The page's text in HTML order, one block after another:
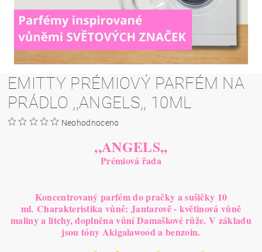
EMITTY PRÉMIOVÝ PARFÉM NA
PRÁDLO ,,ANGELS,, 10ML
Neohodnoceno
,,ANGELS,,
Prémiová řada
Koncentrovaný parfém do pračky a sušičky 10
ml. Charakteristika vůně: Jantarově - květinová vůně
maliny a litchy, doplněna vůní Damaškové růže. V základu
jsou tóny Akigalawood a benzoin.